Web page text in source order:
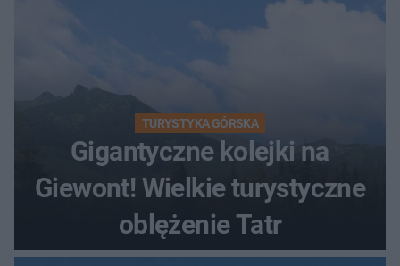
TURYSTYKA GÓRSKA
Gigantyczne kolejki na
Giewont! Wielkie turystyczne
oblężenie Tatr